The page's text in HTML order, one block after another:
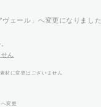
ヴェール」へ変更になりました
ん
材に変更はございません
変更